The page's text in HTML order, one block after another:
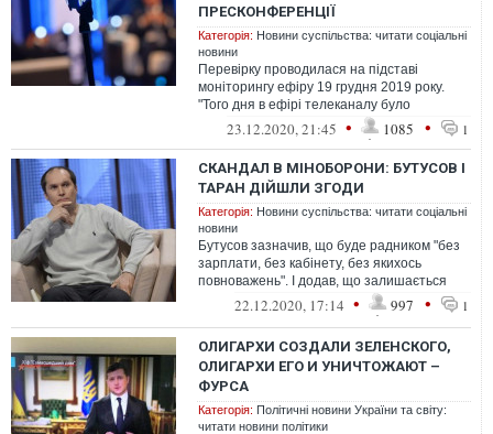
ПРЕСКОНФЕРЕНЦІЇ
Категорія: Новини суспільства: читати соціальні
новини
Перевірку проводилася на підставі
моніторингу ефіру 19 грудня 2019 року.
"Того дня в ефірі телеканалу було
зафіксовано трансляцію у прямому ефірі
23.12.2020, 21:45 • 1085 • 1
СКАНДАЛ В МІНОБОРОНИ: БУТУСОВ І
ТАРАН ДІЙШЛИ ЗГОДИ
Категорія: Новини суспільства: читати соціальні
новини
Бутусов зазначив, що буде радником "без
зарплати, без кабінету, без якихось
повноважень". І додав, що залишається
журналістом
22.12.2020, 17:14 • 997 • 1
ОЛИГАРХИ СОЗДАЛИ ЗЕЛЕНСКОГО,
ОЛИГАРХИ ЕГО И УНИЧТОЖАЮТ –
ФУРСА
Категорія: Політичні новини України та світу:
читати новини політики